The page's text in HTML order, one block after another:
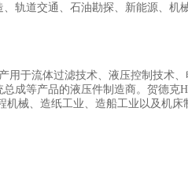
轨道交通、石油勘探、新能源、
用于流体过滤技术、液压控制技术
成等产品的液压件制造商。贺德
械、造纸工业、造船工业以及机床